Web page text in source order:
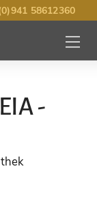
58612360
MENÜ
-